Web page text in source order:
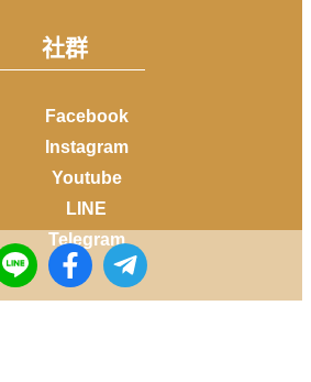
社群
Facebook
Instagram
Youtube
LINE
Telegram